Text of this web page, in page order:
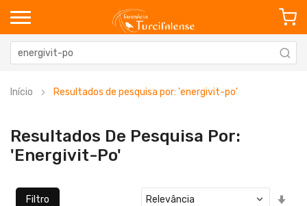
Início Resultados de pesquisa por: 'energivit-po'
Resultados De Pesquisa Por:
'energivit-Po'
Filtro